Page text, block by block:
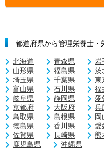
都道府県から管理栄養士・
北海道 青森県 岩
山形県
福島県 茨
埼玉県
千葉県 東
富山県
石川県 福
岐阜県
静岡県 愛
京都府
大阪府 兵
鳥取県
島根県
徳島県
香川県 愛
佐賀県
長崎県 熊
鹿児島県
沖縄県